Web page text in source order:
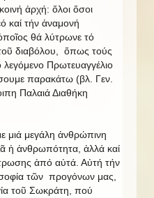
ἀρχή: ὅλοι ὅσοι
καί τήν ἀναμονή
θά λύτρωνε τό
διαβόλου, ὅπως τούς
λεγόμενο Πρωτευαγγέλιο
παρακάτω (βλ. Γεν.
Παλαιά Διαθήκη
μιά μεγάλη ἀνθρώπινη
ἡ ἀνθρωπότητα, ἀλλά καί
ἀπό αὐτά. Αὐτή τήν
τῶν προγόνων μας,
τοῦ Σωκράτη, πού